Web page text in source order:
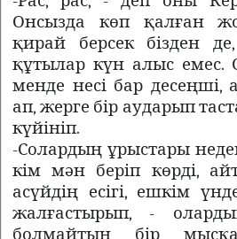
Онсызда көп қалған
қирай берсек бізден
құтылар күн алыс емес.
менде несі бар десеңші,
ап, жерге бір аударып
күйініп.
-Солардың ұрыстары
кім мән беріп көрді,
асүйдің есігі, ешкім
жалғастырып, -
болмайтын бір